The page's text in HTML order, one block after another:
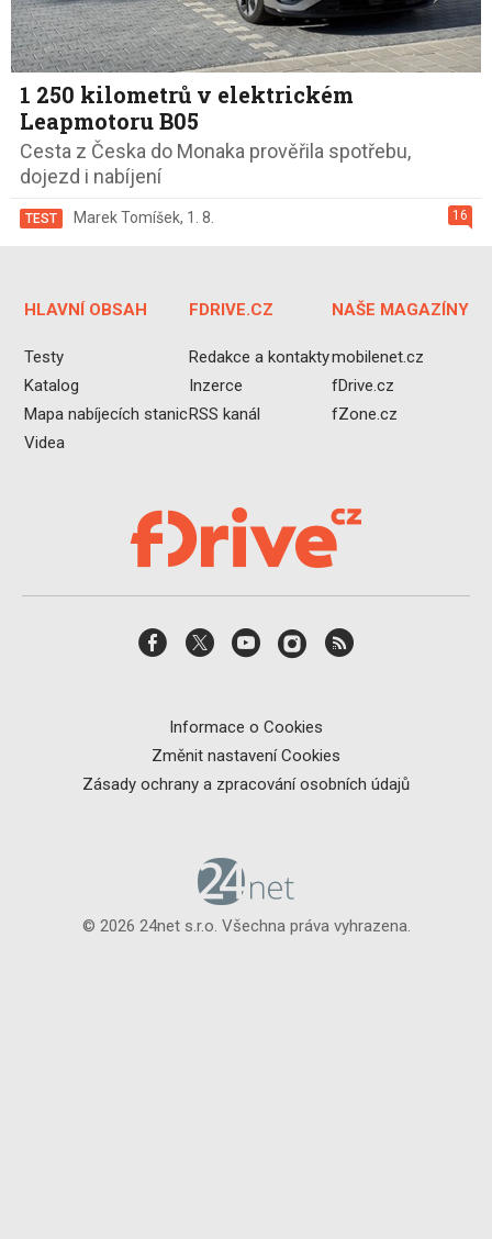
1 250 kilometrů v elektrickém
Leapmotoru B05
Cesta z Česka do Monaka prověřila spotřebu,
dojezd i nabíjení
16
TEST Marek Tomíšek, 1. 8.
HLAVNÍ OBSAH
Testy
Katalog
Mapa nabíjecích stanic
Videa
FDRIVE.CZ
Redakce a kontakty
Inzerce
RSS kanál
NAŠE MAGAZÍNY
mobilenet.cz
fDrive.cz
fZone.cz
Informace o Cookies
Změnit nastavení Cookies
Zásady ochrany a zpracování osobních údajů
© 2026 24net s.r.o. Všechna práva vyhrazena.